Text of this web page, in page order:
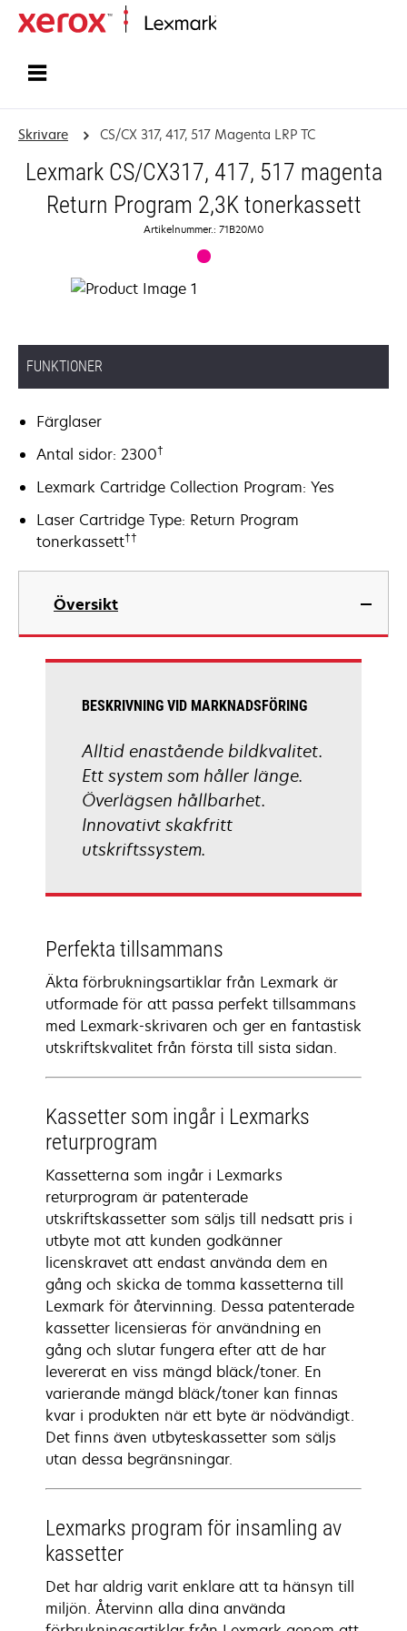
Skrivare CS/CX 317, 417, 517 Magenta LRP TC
Lexmark CS/CX317, 417, 517 magenta
Return Program 2,3K tonerkassett
Artikelnummer.: 71B20M0
FUNKTIONER
Färglaser
Antal sidor: 2300†
Lexmark Cartridge Collection Program: Yes
Laser Cartridge Type: Return Program
tonerkassett††
Översikt
BESKRIVNING VID MARKNADSFÖRING
Alltid enastående bildkvalitet.
Ett system som håller länge.
Överlägsen hållbarhet.
Innovativt skakfritt
utskriftssystem.
Perfekta tillsammans
Äkta förbrukningsartiklar från Lexmark är
utformade för att passa perfekt tillsammans
med Lexmark-skrivaren och ger en fantastisk
utskriftskvalitet från första till sista sidan.
Kassetter som ingår i Lexmarks
returprogram
Kassetterna som ingår i Lexmarks
returprogram är patenterade
utskriftskassetter som säljs till nedsatt pris i
utbyte mot att kunden godkänner
licenskravet att endast använda dem en
gång och skicka de tomma kassetterna till
Lexmark för återvinning. Dessa patenterade
kassetter licensieras för användning en
gång och slutar fungera efter att de har
levererat en viss mängd bläck/toner. En
varierande mängd bläck/toner kan finnas
kvar i produkten när ett byte är nödvändigt.
Det finns även utbyteskassetter som säljs
utan dessa begränsningar.
Lexmarks program för insamling av
kassetter
Det har aldrig varit enklare att ta hänsyn till
miljön. Återvinn alla dina använda